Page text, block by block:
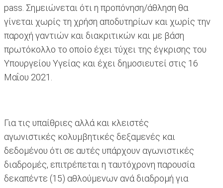
pass. Σημειώνεται ότι η προπόνηση/άθληση θα
γίνεται χωρίς τη χρήση αποδυτηρίων και χωρίς την
παροχή γαντιών και διακριτικών και με βάση
πρωτόκολλο το οποίο έχει τύχει της έγκρισης του
Υπουργείου Υγείας και έχει δημοσιευτεί στις 16
Μαΐου 2021.
Για τις υπαίθριες αλλά και κλειστές
αγωνιστικές κολυμβητικές δεξαμενές και
δεδομένου ότι σε αυτές υπάρχουν αγωνιστικές
διαδρομές, επιτρέπεται η ταυτόχρονη παρουσία
δεκαπέντε (15) αθλούμενων ανά διαδρομή για